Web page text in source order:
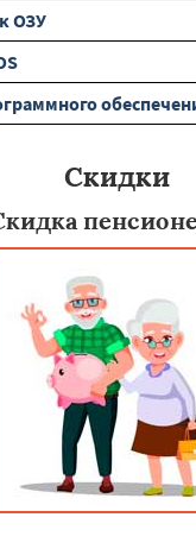
ОЗУ
Скидки